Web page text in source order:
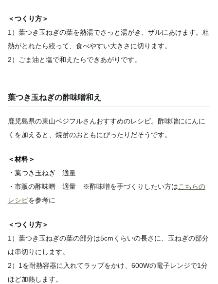
＜つくり方＞
1）葉つき玉ねぎの葉を熱湯でさっと湯がき、ザルにあけます。粗
熱がとれたら絞って、食べやすい大きさに切ります。
2）ごま油と塩で和えたらできあがりです。
葉つき玉ねぎの酢味噌和え
鹿児島県の東山ベジフルさんおすすめのレシピ。酢味噌ににんに
くを加えると、焼酎のおともにぴったりだそうです。
＜材料＞
・葉つき玉ねぎ 適量
・市販の酢味噌 適量 ※酢味噌を手づくりしたい方はこちらの
レシピを参考に
＜つくり方＞
1）葉つき玉ねぎの葉の部分は5cmくらいの長さに、玉ねぎの部分
は串切りにします。
2）1を耐熱容器に入れてラップをかけ、600Wの電子レンジで1分
ほど加熱します。